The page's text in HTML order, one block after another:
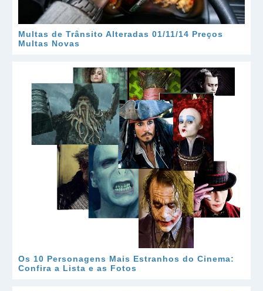
Multas de Trânsito Alteradas 01/11/14 Preços
Multas Novas
Os 10 Personagens Mais Estranhos do Cinema:
Confira a Lista e as Fotos